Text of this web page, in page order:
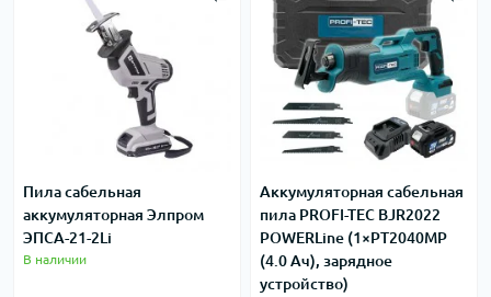
Пила сабельная
аккумуляторная Элпром
ЭПСА-21-2Li
В наличии
Аккумуляторная сабельная
пила PROFI-TEC BJR2022
POWERLine (1×PT2040MP
(4.0 Ач), зарядное
устройство)